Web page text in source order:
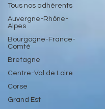
Tous nos adhérents
Auvergne-Rhône-
Alpes
Bourgogne-France-
Comté
Bretagne
Centre-Val de Loire
Corse
Grand Est